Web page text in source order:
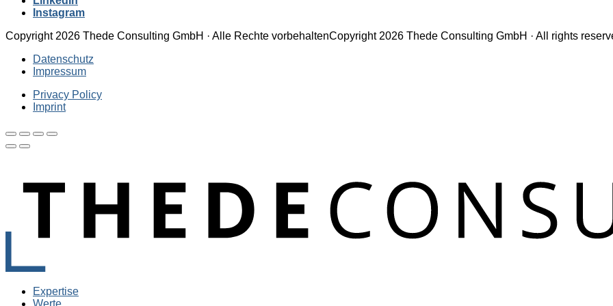
Instagram
Copyright 2026 Thede Consulting GmbH · Alle Rechte vorbehaltenCopyright 2026 Thede Consulting GmbH · All rights
Datenschutz
Impressum
Privacy Policy
Imprint
Expertise
Werte